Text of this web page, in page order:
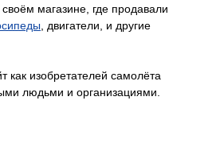
магазине, где продавали
, двигатели, и другие
как изобретателей самолёта
людьми и организациями.